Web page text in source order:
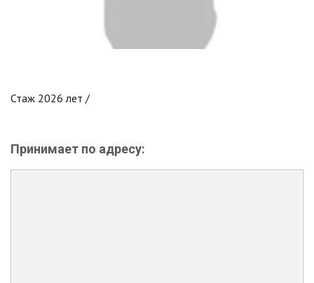
Стаж 2026 лет /
Принимает по адресу: